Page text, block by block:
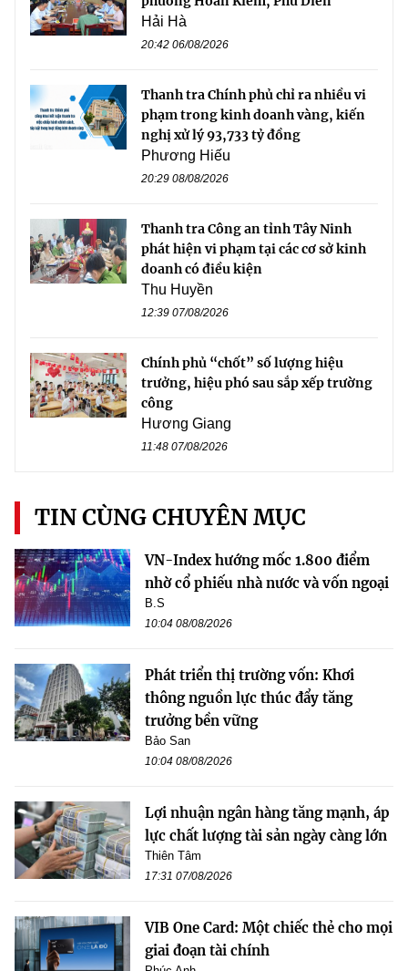
Hải Hà
20:42 06/08/2026
Thanh tra Chính phủ chỉ ra nhiều vi
phạm trong kinh doanh vàng, kiến
nghị xử lý 93,733 tỷ đồng
Phương Hiếu
20:29 08/08/2026
Thanh tra Công an tỉnh Tây Ninh
phát hiện vi phạm tại các cơ sở kinh
doanh có điều kiện
Thu Huyền
12:39 07/08/2026
Chính phủ “chốt” số lượng hiệu
trưởng, hiệu phó sau sắp xếp trường
công
Hương Giang
11:48 07/08/2026
TIN CÙNG CHUYÊN MỤC
VN-Index hướng mốc 1.800 điểm
nhờ cổ phiếu nhà nước và vốn ngoại
B.S
10:04 08/08/2026
Phát triển thị trường vốn: Khơi
thông nguồn lực thúc đẩy tăng
trưởng bền vững
Bảo San
10:04 08/08/2026
Lợi nhuận ngân hàng tăng mạnh, áp
lực chất lượng tài sản ngày càng lớn
Thiên Tâm
17:31 07/08/2026
VIB One Card: Một chiếc thẻ cho mọi
giai đoạn tài chính